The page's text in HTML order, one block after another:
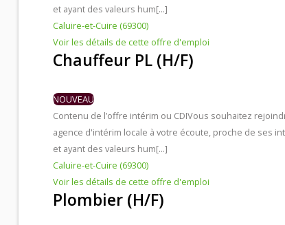
et ayant des valeurs hum[...]
Caluire-et-Cuire (69300)
Voir les détails de cette offre d'emploi
Chauffeur PL (H/F)
NOUVEAU
Contenu de l’offre intérim ou CDIVous souhaitez
agence d'intérim locale à votre écoute, proche de ses
et ayant des valeurs hum[...]
Caluire-et-Cuire (69300)
Voir les détails de cette offre d'emploi
Plombier (H/F)